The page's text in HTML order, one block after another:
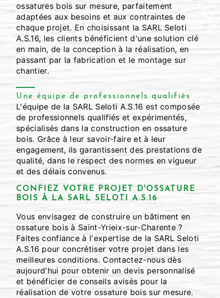
ossatures bois sur mesure, parfaitement
adaptées aux besoins et aux contraintes de
chaque projet. En choisissant la SARL Seloti
A.S.16, les clients bénéficient d'une solution clé
en main, de la conception à la réalisation, en
passant par la fabrication et le montage sur
chantier.
Une équipe de professionnels qualifiés
L'équipe de la SARL Seloti A.S.16 est composée
de professionnels qualifiés et expérimentés,
spécialisés dans la construction en ossature
bois. Grâce à leur savoir-faire et à leur
engagement, ils garantissent des prestations de
qualité, dans le respect des normes en vigueur
et des délais convenus.
CONFIEZ VOTRE PROJET D'OSSATURE
BOIS À LA SARL SELOTI A.S.16
Vous envisagez de construire un bâtiment en
ossature bois à Saint-Yrieix-sur-Charente ?
Faites confiance à l'expertise de la SARL Seloti
A.S.16 pour concrétiser votre projet dans les
meilleures conditions. Contactez-nous dès
aujourd'hui pour obtenir un devis personnalisé
et bénéficier de conseils avisés pour la
réalisation de votre ossature bois sur mesure.